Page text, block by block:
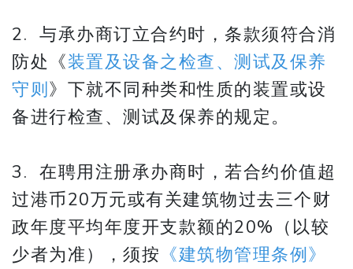
2. 与承办商订立合约时，条款须符合消
防处《装置及设备之检查、测试及保养
守则》下就不同种类和性质的装置或设
备进行检查、测试及保养的规定。
3. 在聘用注册承办商时，若合约价值超
过港币20万元或有关建筑物过去三个财
政年度平均年度开支款额的20%（以较
少者为准），须按 《建筑物管理条例》